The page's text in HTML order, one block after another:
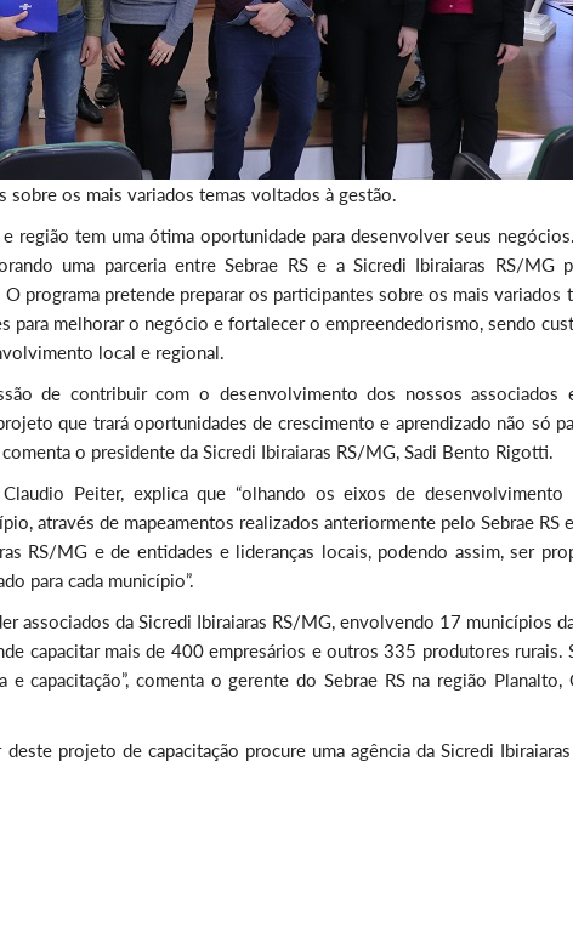
sobre os mais variados temas voltados à gestão.
região tem uma ótima oportunidade para desenvolver seus
uma parceria entre Sebrae RS e a Sicredi Ibiraiaras RS/MG
programa pretende preparar os participantes sobre os mais variados
para melhorar o negócio e fortalecer o empreendedorismo, sendo
local e regional.
de contribuir com o desenvolvimento dos nossos associados
que trará oportunidades de crescimento e aprendizado não só
o presidente da Sicredi Ibiraiaras RS/MG, Sadi Bento Rigotti.
Peiter, explica que “olhando os eixos de desenvolvimento
através de mapeamentos realizados anteriormente pelo Sebrae RS
RS/MG e de entidades e lideranças locais, podendo assim, ser
para cada município”.
associados da Sicredi Ibiraiaras RS/MG, envolvendo 17 municípios
capacitar mais de 400 empresários e outros 335 produtores rurais.
capacitação”, comenta o gerente do Sebrae RS na região Planalto,
projeto de capacitação procure uma agência da Sicredi